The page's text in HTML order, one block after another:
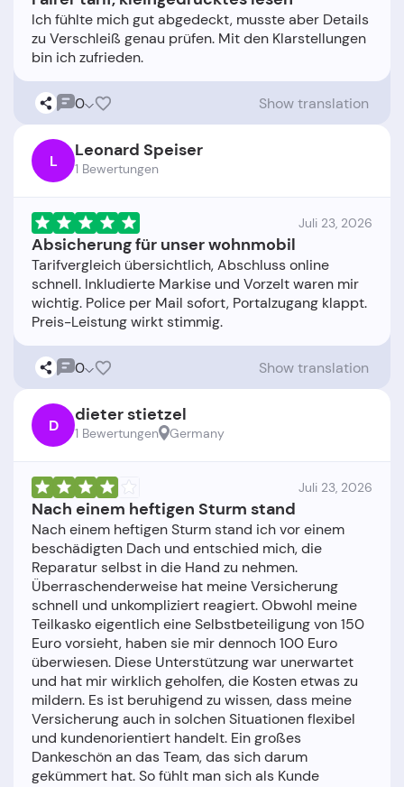
Ich fühlte mich gut abgedeckt, musste aber Details
zu Verschleiß genau prüfen. Mit den Klarstellungen
0 Show translation
L Leonard Speiser
1 Bewertungen
Juli 23, 2026
Absicherung für unser wohnmobil
Tarifvergleich übersichtlich, Abschluss online
schnell. Inkludierte Markise und Vorzelt waren mir
wichtig. Police per Mail sofort, Portalzugang klappt.
0 Show translation
D dieter stietzel
1 Bewertungen Germany
Juli 23, 2026
Nach einem heftigen Sturm stand
Nach einem heftigen Sturm stand ich vor einem
beschädigten Dach und entschied mich, die
Reparatur selbst in die Hand zu nehmen.
Überraschenderweise hat meine Versicherung
schnell und unkompliziert reagiert. Obwohl meine
Teilkasko eigentlich eine Selbstbeteiligung von 150
Euro vorsieht, haben sie mir dennoch 100 Euro
überwiesen. Diese Unterstützung war unerwartet
und hat mir wirklich geholfen, die Kosten etwas zu
mildern. Es ist beruhigend zu wissen, dass meine
Versicherung auch in solchen Situationen flexibel
und kundenorientiert handelt. Ein großes
Dankeschön an das Team, das sich darum
gekümmert hat. So fühlt man sich als Kunde